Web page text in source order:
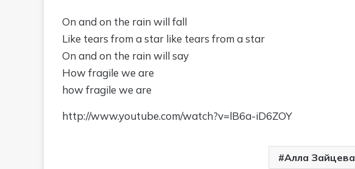
On and on the rain will fall
Like tears from a star like tears from a star
On and on the rain will say
How fragile we are
how fragile we are
http://www.youtube.com/watch?v=lB6a-iD6ZOY
Алла Зайцева